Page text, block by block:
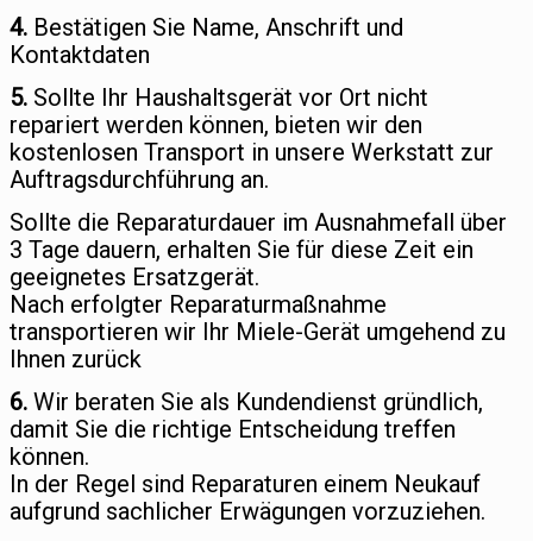
4. Bestätigen Sie Name, Anschrift und
Kontaktdaten
5. Sollte Ihr Haushaltsgerät vor Ort nicht
repariert werden können, bieten wir den
kostenlosen Transport in unsere Werkstatt zur
Auftragsdurchführung an.
Sollte die Reparaturdauer im Ausnahmefall über
3 Tage dauern, erhalten Sie für diese Zeit ein
geeignetes Ersatzgerät.
Nach erfolgter Reparaturmaßnahme
transportieren wir Ihr Miele-Gerät umgehend zu
Ihnen zurück
6. Wir beraten Sie als Kundendienst gründlich,
damit Sie die richtige Entscheidung treffen
können.
In der Regel sind Reparaturen einem Neukauf
aufgrund sachlicher Erwägungen vorzuziehen.